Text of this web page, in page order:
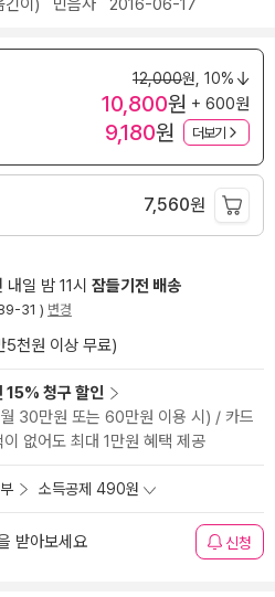
긴이) 민음사 2016-06-17
12,000원, 10%
10,800원 + 600원
9,180원 더보기
7,560원
일 밤 11시 잠들기전 배송
31 ) 변경
5천원 이상 무료)
15% 청구 할인
30만원 또는 60만원 이용 시) / 카드
없어도 최대 1만원 혜택 제공
소득공제 490원
받아보세요 신청